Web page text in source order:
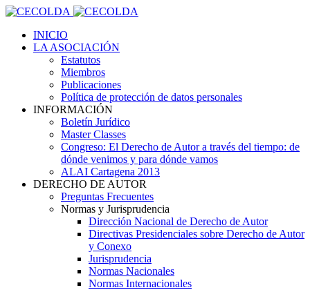
INICIO
LA ASOCIACIÓN
Estatutos
Miembros
Publicaciones
Política de protección de datos personales
INFORMACIÓN
Boletín Jurídico
Master Classes
Congreso: El Derecho de Autor a través del tiempo: de
dónde venimos y para dónde vamos
ALAI Cartagena 2013
DERECHO DE AUTOR
Preguntas Frecuentes
Normas y Jurisprudencia
Dirección Nacional de Derecho de Autor
Directivas Presidenciales sobre Derecho de Autor
y Conexo
Jurisprudencia
Normas Nacionales
Normas Internacionales